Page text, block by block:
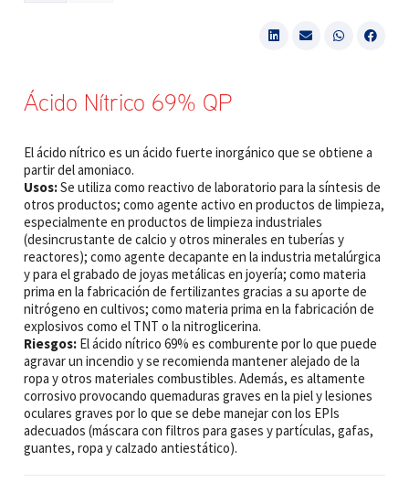
Ácido Nítrico 69% QP
El ácido nítrico es un ácido fuerte inorgánico que se obtiene a
partir del amoniaco.
Usos:Se utiliza como reactivo de laboratorio para la síntesis de
otros productos; como agente activo en productos de limpieza,
especialmente en productos de limpieza industriales
(desincrustante de calcio y otros minerales en tuberías y
reactores); como agente decapante en la industria metalúrgica
y para el grabado de joyas metálicas en joyería; como materia
prima en la fabricación de fertilizantes gracias a su aporte de
nitrógeno en cultivos; como materia prima en la fabricación de
explosivos como el TNT o la nitroglicerina.
Riesgos: El ácido nítrico 69% es comburente por lo que puede
agravar un incendio y se recomienda mantener alejado de la
ropa y otros materiales combustibles. Además, es altamente
corrosivo provocando quemaduras graves en la piel y lesiones
oculares graves por lo que se debe manejar con los EPIs
adecuados (máscara con filtros para gases y partículas, gafas,
guantes, ropa y calzado antiestático).